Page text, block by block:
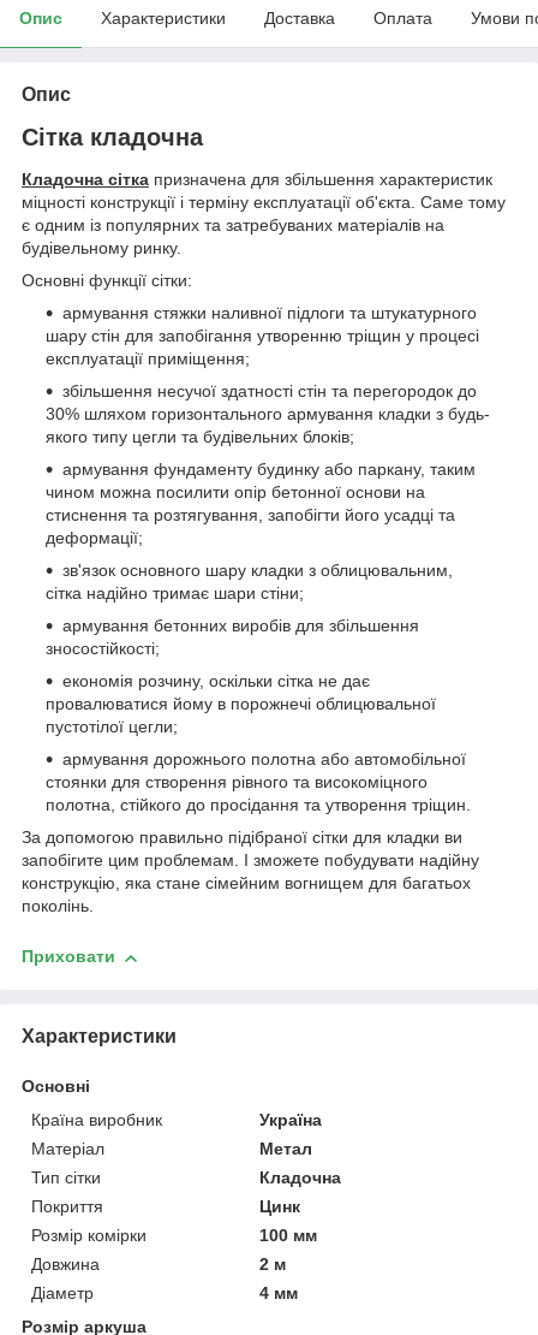
Опис Характеристики Доставка Оплата Умови
Опис
Сітка кладочна
Кладочна сітка призначена для збільшення характеристик
міцності конструкції і терміну експлуатації об'єкта. Саме тому
є одним із популярних та затребуваних матеріалів на
будівельному ринку.
Основні функції сітки:
армування стяжки наливної підлоги та штукатурного
шару стін для запобігання утворенню тріщин у процесі
експлуатації приміщення;
збільшення несучої здатності стін та перегородок до
30% шляхом горизонтального армування кладки з будь-
якого типу цегли та будівельних блоків;
армування фундаменту будинку або паркану, таким
чином можна посилити опір бетонної основи на
стиснення та розтягування, запобігти його усадці та
деформації;
зв'язок основного шару кладки з облицювальним,
сітка надійно тримає шари стіни;
армування бетонних виробів для збільшення
зносостійкості;
економія розчину, оскільки сітка не дає
провалюватися йому в порожнечі облицювальної
пустотілої цегли;
армування дорожнього полотна або автомобільної
стоянки для створення рівного та високоміцного
полотна, стійкого до просідання та утворення тріщин.
За допомогою правильно підібраної сітки для кладки ви
запобігите цим проблемам. І зможете побудувати надійну
конструкцію, яка стане сімейним вогнищем для багатьох
поколінь.
Приховати
Характеристики
Основні
Країна виробник
Україна
Матеріал
Метал
Тип сітки
Кладочна
Покриття
Цинк
Розмір комірки
100 мм
Довжина
2 м
Діаметр
4 мм
Розмір аркуша